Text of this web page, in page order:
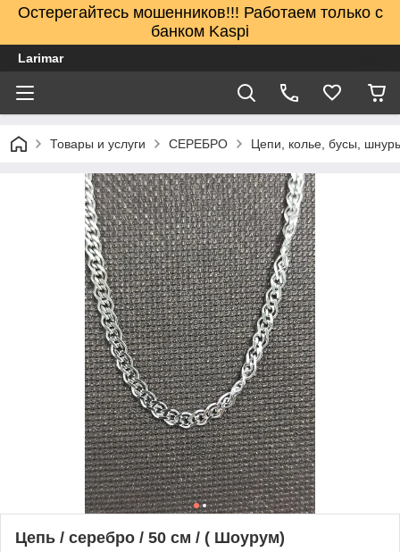
Остерегайтесь мошенников!!! Работаем только с
банком Kaspi
Larimar
Товары и услуги СЕРЕБРО Цепи, колье, бусы,
Цепь / серебро / 50 см / ( Шоурум)